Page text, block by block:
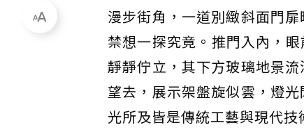
漫步街角，一道別緻斜面門
禁想一探究竟。推門入內，
靜靜佇立，其下方玻璃地景
望去，展示架盤旋似雲，燈
光所及皆是傳統工藝與現代技